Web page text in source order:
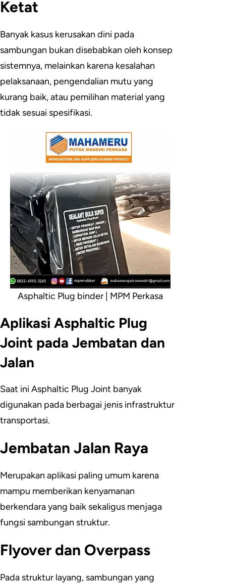
Ketat
Banyak kasus kerusakan dini pada
sambungan bukan disebabkan oleh konsep
sistemnya, melainkan karena kesalahan
pelaksanaan, pengendalian mutu yang
kurang baik, atau pemilihan material yang
tidak sesuai spesifikasi.
Asphaltic Plug binder | MPM Perkasa
Aplikasi Asphaltic Plug
Joint pada Jembatan dan
Jalan
Saat ini Asphaltic Plug Joint banyak
digunakan pada berbagai jenis infrastruktur
transportasi.
Jembatan Jalan Raya
Merupakan aplikasi paling umum karena
mampu memberikan kenyamanan
berkendara yang baik sekaligus menjaga
fungsi sambungan struktur.
Flyover dan Overpass
Pada struktur layang, sambungan yang